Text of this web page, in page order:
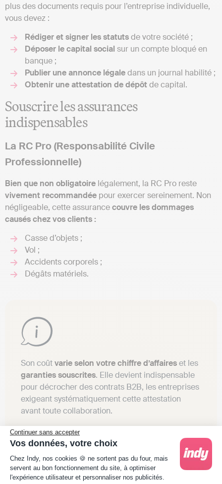
Continuer sans accepter
Vos données, votre choix
Plateforme de Gestion du Consentement :
Chez Indy, nos cookies 🍪 ne sortent pas du four, mais
servent au bon fonctionnement du site, à optimiser
l'expérience utilisateur et personnaliser nos publicités.
plus des documents requis pour l’entreprise individuelle,
vous devez :
Rédiger et signer les statutsde votre société ;
Déposer le capital social sur un compte bloqué en
banque ;
Publier une annonce légaledans un journal habilité ;
Obtenir une attestation de dépôtde capital.
Souscrire les assurances
indispensables
La RC Pro (Responsabilité Civile
Professionnelle)
Bien que non obligatoire légalement, la RC Pro reste
vivement recommandée pour exercer sereinement. Non
négligeable, cette assurancecouvre les dommages
causés chez vos clients :
Casse d’objets ;
Vol ;
Accidents corporels ;
Dégâts matériels.
Son coûtvarie selon votre chiffre d’affaireset les
garanties souscrites. Elle devient indispensable
pour décrocher des contrats B2B, les entreprises
exigeant systématiquement cette attestation
avant toute collaboration.
Les autres assurances complémentaires